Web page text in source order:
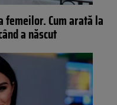
femeilor. Cum arată la
a născut